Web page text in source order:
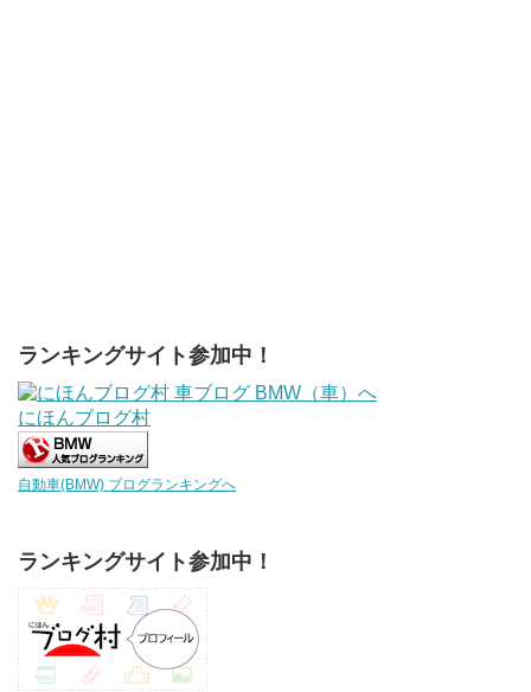
ランキングサイト参加中！
にほんブログ村
自動車(BMW) ブログランキングへ
ランキングサイト参加中！